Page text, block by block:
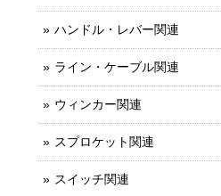
ハンドル・レバー関連
ライン・ケーブル関連
ウィンカー関連
スプロケット関連
スイッチ関連